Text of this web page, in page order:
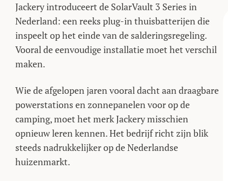
Jackery introduceert de SolarVault 3 Series in
Nederland: een reeks plug-in thuisbatterijen die
inspeelt op het einde van de salderingsregeling.
Vooral de eenvoudige installatie moet het verschil
maken.
Wie de afgelopen jaren vooral dacht aan draagbare
powerstations en zonnepanelen voor op de
camping, moet het merk Jackery misschien
opnieuw leren kennen. Het bedrijf richt zijn blik
steeds nadrukkelijker op de Nederlandse
huizenmarkt.